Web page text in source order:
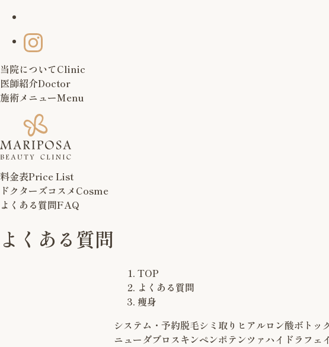
当院についてClinic
医師紹介Doctor
施術メニューMenu
料金表Price List
ドクターズコスメ Cosme
よくある質問FAQ
よくある質問
TOP
よくある質問
痩身
システム・予約脱毛シミ取り ヒアルロン酸ボトッ
ニューダブロスキンペンポテンツァハイドラフェ